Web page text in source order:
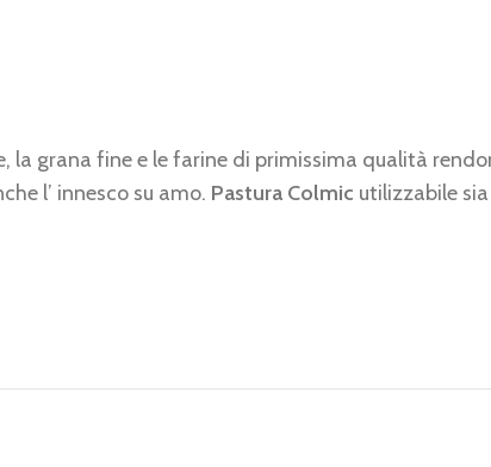
grana fine e le farine di primissima qualità
l’ innesco su amo. Pastura Colmic utilizzabile